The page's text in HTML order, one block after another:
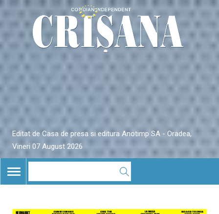
Editat de Casa de presa si editura Anotimp SA - Oradea,
Vineri 07 August 2026
TOGGLE
NAVIGATION